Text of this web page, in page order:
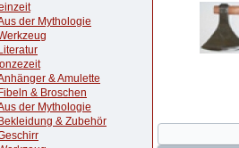
der Mythologie
Literatur
& Amulette
Fibeln & Broschen
der Mythologie
Bekleidung & Zubehör